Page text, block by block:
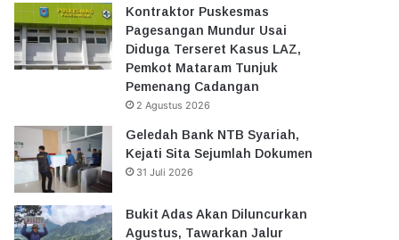
Kontraktor Puskesmas
Pagesangan Mundur Usai
Diduga Terseret Kasus LAZ,
Pemkot Mataram Tunjuk
Pemenang Cadangan
2 Agustus 2026
Geledah Bank NTB Syariah,
Kejati Sita Sejumlah Dokumen
31 Juli 2026
Bukit Adas Akan Diluncurkan
Agustus, Tawarkan Jalur